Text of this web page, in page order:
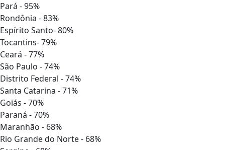
Pará - 95%
Rondônia - 83%
Espírito Santo- 80%
Tocantins- 79%
Ceará - 77%
São Paulo - 74%
Distrito Federal - 74%
Santa Catarina - 71%
Goiás - 70%
Paraná - 70%
Maranhão - 68%
Rio Grande do Norte - 68%